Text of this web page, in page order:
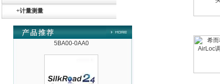
+计量测量
SIEMENS 6SB2073-